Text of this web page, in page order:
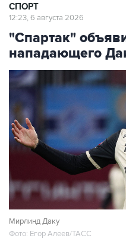
СПОРТ
12:23, 6 августа 2026
"Спартак"
нападающего
Мирлинд Даку
Фото: Егор Алеев/ТАСС